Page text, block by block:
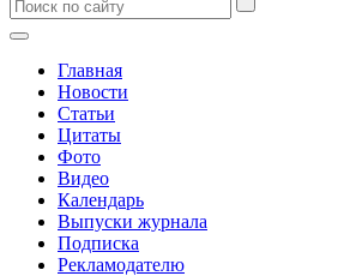
Главная
Новости
Статьи
Цитаты
Фото
Видео
Календарь
Выпуски журнала
Подписка
Рекламодателю